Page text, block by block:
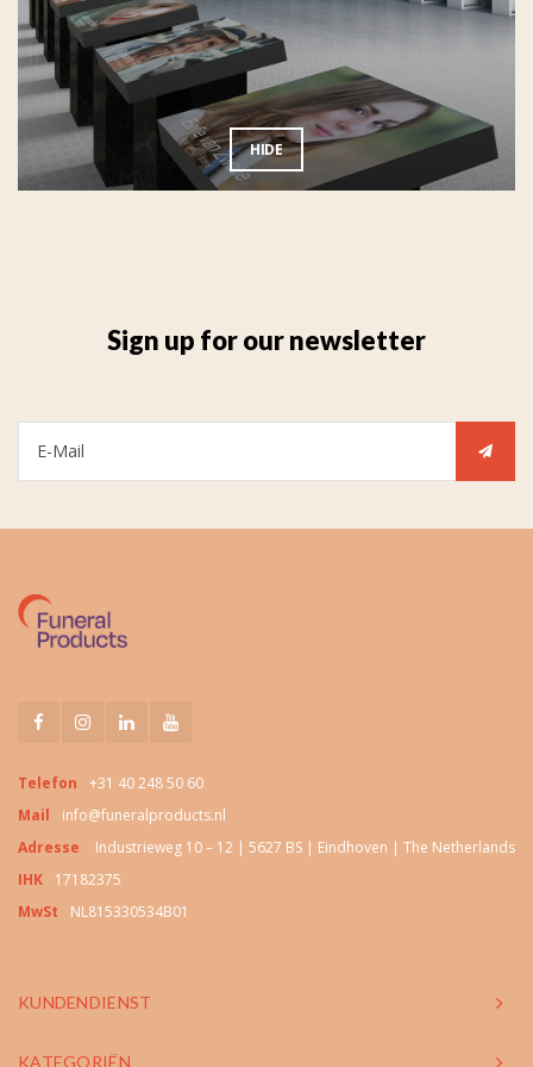
HIDE
Sign up for our newsletter
Telefon
+31 40 248 50 60
Mail
info@funeralproducts.nl
Adresse
Industrieweg 10 – 12 | 5627 BS | Eindhoven | The Netherlands
IHK
17182375
MwSt
NL815330534B01
KUNDENDIENST
KATEGORIËN